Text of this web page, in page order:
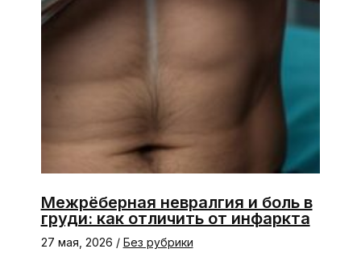
Межрёберная невралгия и боль в
груди: как отличить от инфаркта
27 мая, 2026 / Без рубрики